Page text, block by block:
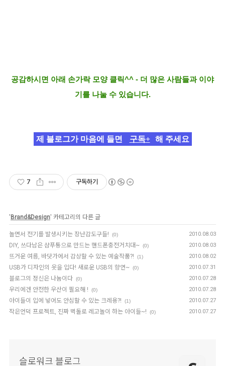
공감하시면 아래 손가락 모양 클릭^^ - 더 많은 사람들과 이야
기를 나눌 수 있습니다.
제 블로그가 마음에 들면 구독+ 해 주세요
7 구독하기
' Brand&Design' 카테고리의 다른 글
놀면서 전기를 발생시키는 장난감도구들! (0) 2010.08.03
DIY, 쓰다남은 샴푸통으로 만드는 핸드폰충전거치대~ (0) 2010.08.03
뜨거운 여름, 바닷가에서 감상할 수 있는 예술작품?! (1) 2010.08.02
USB가 디자인의 옷을 입다! 새로운 USB의 향연~ (0) 2010.07.31
블로그의 정신은 나눔이다 (0) 2010.07.28
우리에겐 안전한 우산이 필요해 ! (0) 2010.07.28
아이들이 입에 넣어도 안심할 수 있는 크레용?! (1) 2010.07.27
작은언덕 프로젝트, 진짜 벽돌로 레고놀이 하는 아이들~! (0) 2010.07.27
슬로워크 블로그